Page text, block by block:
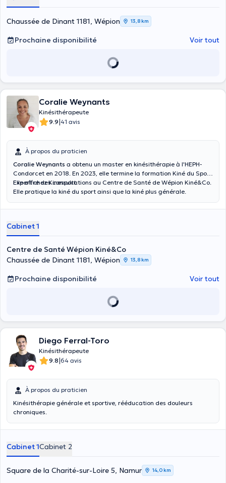
Chaussée de Dinant 1181, Wépion 13,8 km
Prochaine disponibilité Voir tout
Coralie Weynants
Kinésithérapeute
9.9|41 avis
À propos du praticien
Coralie Weynants a obtenu un master en kinésithérapie à l'HEPH-
Condorcet en 2018. En 2023, elle termine la formation Kiné du Sport
Expert chez Kinesport.
Elle offre des consultations au Centre de Santé de Wépion Kiné&Co.
Elle pratique la kiné du sport ainsi que la kiné plus générale.
Cabinet 1
Centre de Santé Wépion Kiné&Co
Chaussée de Dinant 1181, Wépion
13,8 km
Prochaine disponibilité Voir tout
Diego Ferral-Toro
Kinésithérapeute
9.8|64 avis
À propos du praticien
Kinésithérapie générale et sportive, rééducation des douleurs
chroniques.
Cabinet 1Cabinet 2
Square de la Charité-sur-Loire 5, Namur 14,0 km